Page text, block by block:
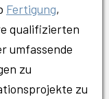
Fertigung,
qualifizierten
umfassende
zu
zu